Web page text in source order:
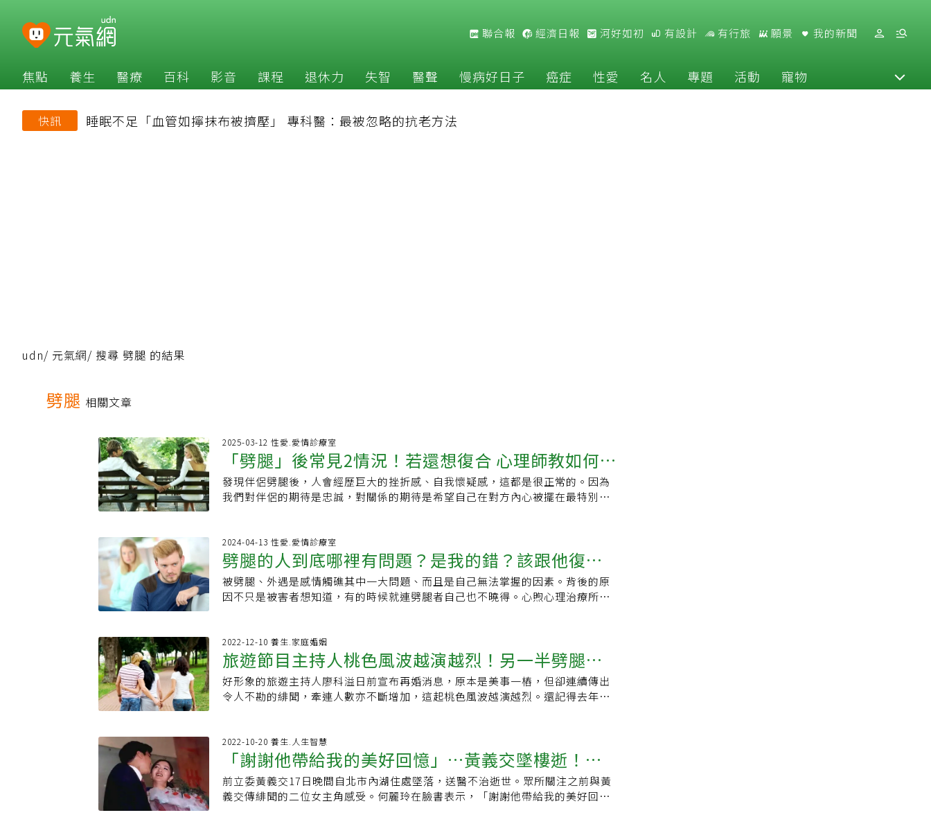
聯合報 經濟日報 河好如初 有設計 有行旅 願景 我的新聞
焦點 養生 醫療 百科 影音 課程 退休力 失智 醫聲 慢病好日子 癌症 性愛 名人 專題 活動 寵物
快訊 睡眠不足「血管如擰抹布被擠壓」 專科醫：最被忽略的抗老方法
udn/ 元氣網/ 搜尋 劈腿 的結果
劈腿 相關文章
2025-03-12 性愛.愛情診療室
「劈腿」後常見2情況！若還想復合 心理師教如何修
復關係
發現伴侶劈腿後，人會經歷巨大的挫折感、自我懷疑感，這都是很正常的。因為
我們對伴侶的期待是忠誠，對關係的期待是希望自己在對方內心被擺在最特別、
哀悼過往的回憶的痛苦。了解「關係恆常性」？「關係恆常性」是在情感波動和
困境中，依然可以保持穩定和信任的能力。代表當我們面對暫時的失望或分離
時，仍能相信彼此的感情和關係，並對關係的長久性抱有信心。當劈腿的背叛行
為出現時，這種信任與穩定性會受到嚴重衝擊，打破我們對伴侶的忠誠和穩定感
的信念。劈腿發生後常見情況情況一：不停原諒、不斷劈腿有些人不停原諒對方
二：舊事重提 惡性循環或是劈腿的一方雖然道歉也很愧疚，但一方卻總是不停想
到以往的被背叛時的創傷，不停舊事重提，讓劈腿方越來越有罪惡感，關係的裂
痕無法修復或重生。其實，會舊事重提是非常正常的，因為人的安全感會在劈腿
事件中受到極大的破壞。為什麼怎麼分都分不掉？我們自己、或是身邊的友人，
法離開這段關係。這樣的狀態癥結點很有可能是因為，我們深怕「失去了這個
人，就沒有人會愛我們了」。如果你曾有這樣的想法，可以試著問問自己 ：對你
來說，上一次被好好愛著的經驗是什麼？有沒有一次你知道自己真的被全然地愛
著沒有人要傷害你、你不會遇到危險，你很確定對方不會離開你？你相不相信自
己值得很好、很完整的愛？這些問題的答案，都可能與你過往的創傷、你對自己
2024-04-13 性愛.愛情診療室
劈腿的人到底哪裡有問題？是我的錯？該跟他復合
嗎？心理師指關鍵因素
被劈腿、外遇是感情觸礁其中一大問題、而且是自己無法掌握的因素。背後的原
因不只是被害者想知道，有的時候就連劈腿者自己也不曉得。心煦心理治療所楊
二」？ 各種需被滿足的渴望：楊乃樺心理師表示，人充滿七情六慾，會渴望被
愛、被支持、被接住、被需要、被看重、被保護、被珍惜等，不同的人劈腿原因
各有解釋，有些人可能知道原因，也有人並不知道自己正在傷害關係。 當渴望失
去控制：當個人存在著空洞、需求，卻無法對另一伴好好說出，或是另一伴無法
理解、聽進去等，內心的缺乏藏匿久了便可能內耗磨損，甚至向外尋找。不論是
腿有一就會有二」，雖說不能以偏概全，若能找到內心的空洞並修補，確實有可
能出現改變。但若沒找到關鍵的空洞，自然也容易再犯，且常見的是連當事人也
不知道、不曾想過自己為什麼會這樣。 好丈夫/妻子也可能黑化、劈腿？有時當事
人自己也會嚇到？ 每個人的多重腳色：值得一提的是，劈腿也有可能在「好男人/
2022-12-10 養生.家庭婚姻
旅遊節目主持人桃色風波越演越烈！另一半劈腿、
外遇，你能夠容忍嗎？
好形象的旅遊主持人廖科溢日前宣布再婚消息，原本是美事一樁，但卻連續傳出
令人不勘的緋聞，牽連人數亦不斷增加，這起桃色風波越演越烈。還記得去年火
嗎？另一半有外遇，該留下還是該離開？善雨在泰伍的圍巾上發現一根不屬於自
己的頭髮，懷疑先生有了外遇，她的心慌亂無助、無心上班，偷窺手機沒發現線
索，下班後跟蹤先生也查不出蛛絲馬跡，她嗅到外遇痕跡，原本平靜安穩的生活
在一夕間崩塌了。這是韓劇《夫妻的世界》女主發現男主外遇的橋段，電視劇拍
出了真實世界的景況。辦公事的同事、一起出差的對象、常常遇見的客戶、健身
2022-10-20 養生.人生智慧
「謝謝他帶給我的美好回憶」…黃義交墜樓逝！當
年二位緋聞女主角的回應，網讚有智慧
前立委黃義交17日晚間自北市內湖住處墜落，送醫不治逝世。眾所關注之前與黃
義交傳緋聞的二位女主角感受。何麗玲在臉書表示，「謝謝他帶給我的美好回